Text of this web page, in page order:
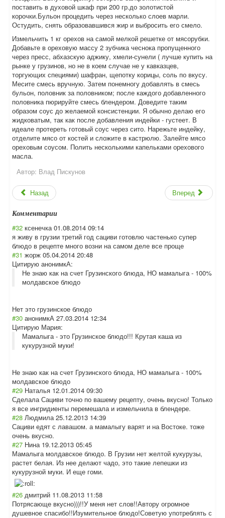
поставить в духовой шкаф при 200 гр.до золотистой
корочки.Бульон процедить через несколько слоев марли.
Остудить, снять образовавшився жир и выбросить его смело.
Измельчить 1 кг орехов на самой мелкой решетке от мясорубки.
Добавьте в ореховую массу 2 зубчика чеснока пропущенного
через пресс, абхазскую аджику, хмели-сунели ( лучше купить на
рынке у грузинов, но не в коем случае не у кавказцев,
торгующих специями) шафран, щепотку корицы, соль по вкусу.
Месите смесь вручную. Затем понемногу добавлять в смесь
бульон, половник за половником; после каждого добавленного
половника пюрируйте смесь блендером. Доведите таким
образом соус до желаемой консистенции. Я обычно делаю его
жидковатым, так как после добавления индейки - густеет. В
идеале протереть готовый соус через сито. Нарежьте индейку,
отделите мясо от костей и сложите в кастрюлю. Залейте мясо
ореховым соусом. Полить несколькими капельками орехового
масла.
Автор: Влад Пискунов
Назад Вперед
Комментарии
#32 ксенечка 01.08.2014 09:14
я живу в грузии третий год сациви готовлю частенько супер
блюдо в рецепте много возни на самом деле все проще
#31 жорж 05.04.2014 20:48
Цитирую анонимкА:
Не знаю как на счет Грузинского блюда, НО мамалыга - 100%
молдавское блюдо
Нет это грузинское блюдо
#30 анонимкА 27.03.2014 12:34
Цитирую Мария:
Мамалыга - это Грузинское блюдо!!! Крутая каша из
кукурузной муки!
Не знаю как на счет Грузинского блюда, НО мамалыга - 100%
молдавское блюдо
#29 Наталья 12.01.2014 09:30
Сделала Сациви точно по вашему рецепту, очень вкусно! Только
я все ингридиенты перемешала и измельчила в блендере.
#28 Людмила 25.12.2013 14:39
Сациви едят с лавашом. а мамалыгу варят и на Востоке. тоже
очень вкусно.
#27 Нина 19.12.2013 05:45
Мамалыга молдавское блюдо. В Грузии нет желтой кукурузы,
растет белая. Из нее делают чадо, это такие лепешки из
кукурузной муки. И еще гоми.
#26 дмитрий 11.08.2013 11:58
Потрясающе вкусно)))!!У меня нет слов!!Автору огромное
душевное спасибо!!Изумительное блюдо!Советую употреблять с